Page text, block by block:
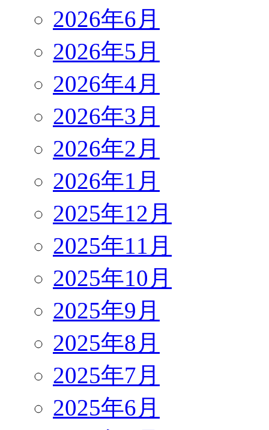
2026年6月
2026年5月
2026年4月
2026年3月
2026年2月
2026年1月
2025年12月
2025年11月
2025年10月
2025年9月
2025年8月
2025年7月
2025年6月